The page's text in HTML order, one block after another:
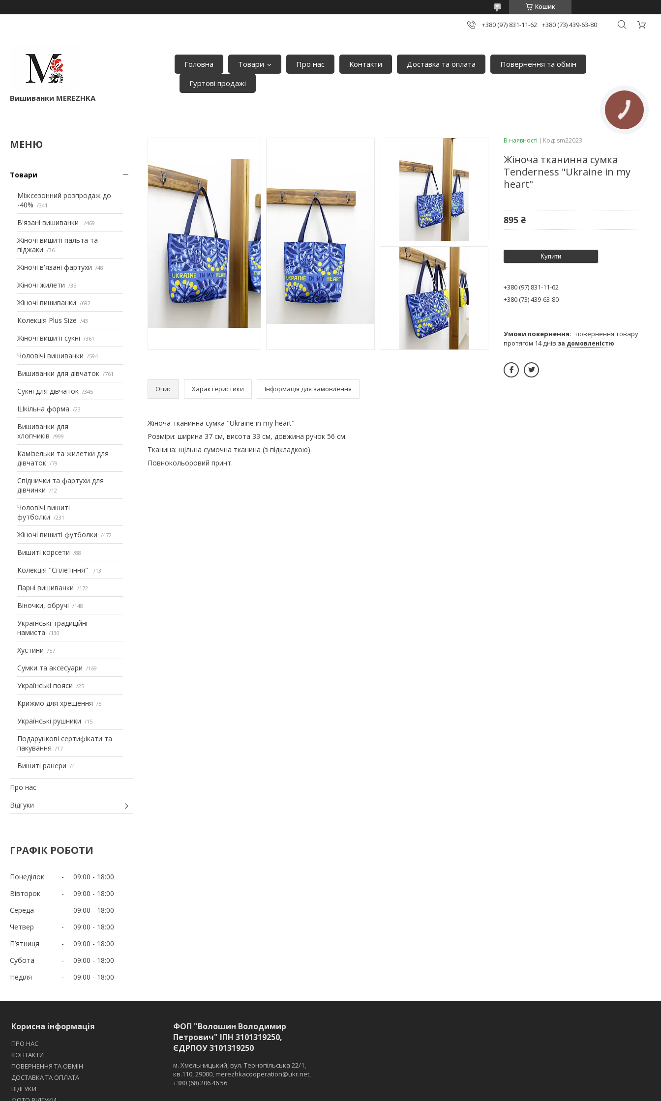
Кошик
+380 (97) 831-11-62 +380 (73) 439-63-80
Вишиванки MEREZHKA
Головна Товари Про нас Контакти Доставка та оплата
Повернення та обмін
Гуртові продажі
Товари
Міжсезонний розпродаж до
-40%
341
В'язані вишиванки 469
Жіночі вишиті пальта та
піджаки
36
Жіночі в'язані фартухи 48
Жіночі жилети 35
Жіночі вишиванки 692
Колекція Plus Size 43
Жіночі вишиті сукні 361
Чоловічі вишиванки 594
Вишиванки для дівчаток 761
Сукні для дівчаток 345
Шкільна форма 23
Вишиванки для
хлопчиків
999
Камізельки та жилетки для
дівчаток
79
Спіднички та фартухи для
дівчинки
12
Чоловічі вишиті
футболки
231
Жіночі вишиті футболки 472
Вишиті корсети 88
Колекція "Сплетіння" 13
Парні вишиванки 172
Віночки, обручі 148
Українські традиційні
намиста
130
Хустини 57
Сумки та аксесуари 169
Українські пояси 25
Крижмо для хрещення 5
Українські рушники 15
Подарункові сертифікати та
пакування
17
Вишиті ранери 4
Про нас
Відгуки
ГРАФІК РОБОТИ
Понеділок 09:00
18:00
Вівторок
09:00
18:00
Середа
09:00
18:00
Четвер
09:00
18:00
Пʼятниця
09:00
18:00
Субота
09:00
18:00
Неділя
09:00 18:00
Опис Характеристики Інформація для замовлення
Жіноча тканинна сумка "Ukraine in my heart"
Розміри: ширина 37 см, висота 33 см, довжина ручок 56 см.
Тканина: щільна сумочна тканина (з підкладкою).
Повнокольоровий принт.
В наявності Код: sm22023
Жіноча тканинна сумка
Tenderness "Ukraine in my
heart"
895 ₴
Купити
+380 (97) 831-11-62
+380 (73) 439-63-80
повернення товару
протягом 14 днів за домовленістю
Корисна інформація
ПРО НАС
КОНТАКТИ
ПОВЕРНЕННЯ ТА ОБМІН
ДОСТАВКА ТА ОПЛАТА
ВІДГУКИ
ФОП "Волошин Володимир
Петрович" ІПН 3101319250,
ЄДРПОУ 3101319250
м. Хмельницький, вул. Тернопільська 22/1,
кв.110, 29000, merezhkacooperation@ukr.net,
+380 (68) 206 46 56
КНОПКА
ЗВ'ЯЗКУ